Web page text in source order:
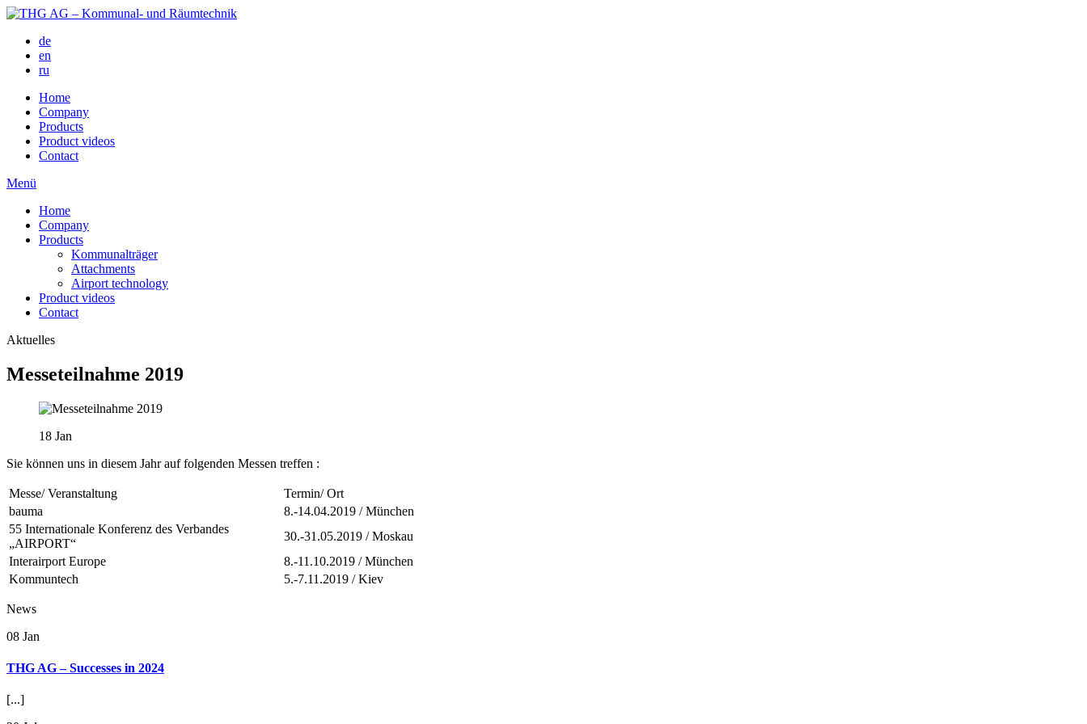
de
en
ru
Home
Company
Products
Product videos
Contact
Menü
Home
Company
Products
Kommunalträger
Attachments
Airport technology
Product videos
Contact
Aktuelles
Messeteilnahme 2019
18 Jan
Sie können uns in diesem Jahr auf folgenden Messen treffen :
Messe/ Veranstaltung
Termin/ Ort
bauma
8.-14.04.2019 / München
55 Internationale Konferenz des Verbandes
„AIRPORT“
30.-31.05.2019 / Moskau
Interairport Europe
8.-11.10.2019 / München
Kommuntech
5.-7.11.2019 / Kiev
News
08 Jan
THG AG – Successes in 2024
[...]